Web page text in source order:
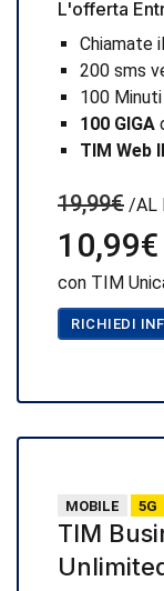
L'offerta
Chiamate
200 sms
100
100 GIGA
TIM Web
19,99€ /AL
10,99€
con TIM
RICHIEDI
MOBILE 5G
TIM